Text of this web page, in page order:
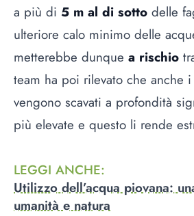
a più di 5 m al di sotto delle
ulteriore calo minimo delle
metterebbe dunque a rischio
team ha poi rilevato che anche i
vengono scavati a profondità
più elevate e questo li rende
LEGGI ANCHE:
Utilizzo dell’acqua piovana:
umanità e natura